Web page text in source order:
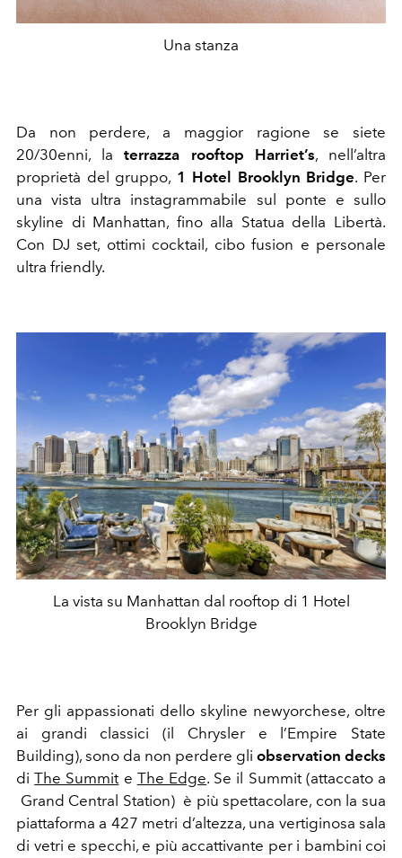
Una stanza
Da non perdere, a maggior ragione se siete
20/30enni, laterrazza rooftop Harriet’s, nell’altra
proprietà del gruppo, 1 Hotel Brooklyn Bridge. Per
una vista ultra instagrammabile sul ponte e sullo
skyline di Manhattan, fino alla Statua della Libertà.
Con DJ set, ottimi cocktail, cibo fusion e personale
ultra friendly.
La vista su Manhattan dal rooftop di 1 Hotel
Brooklyn Bridge
Per gli appassionati dello skyline newyorchese, oltre
ai grandi classici (il Chrysler e l’Empire State
Building), sono da non perdere gli observation decks
diThe Summite The Edge. Se il Summit (attaccato a
Grand Central Station) è più spettacolare, con la sua
piattaforma a 427 metri d’altezza, una vertiginosa sala
di vetri e specchi, e più accattivante per i bambini coi